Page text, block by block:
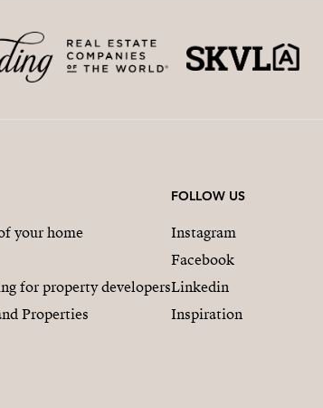
your home
for property developers
Properties
FOLLOW US
Instagram
Facebook
Linkedin
Inspiration